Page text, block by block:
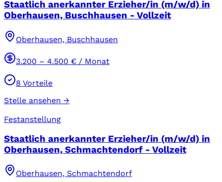
Staatlich anerkannter Erzieher/in (m/w/d) in
Oberhausen, Buschhausen - Vollzeit
Oberhausen, Buschhausen
3.200 – 4.500 € / Monat
8 Vorteile
Stelle ansehen →
Festanstellung
Staatlich anerkannter Erzieher/in (m/w/d) in
Oberhausen, Schmachtendorf - Vollzeit
Oberhausen, Schmachtendorf